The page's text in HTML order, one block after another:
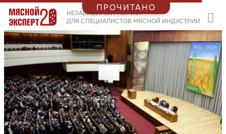
НЕЗАВИСИМЫЙ ПОРТАЛ
ДЛЯ СПЕЦИАЛИСТОВ МЯСНОЙ ИНДУСТРИИ
ПРОЧИТАНО